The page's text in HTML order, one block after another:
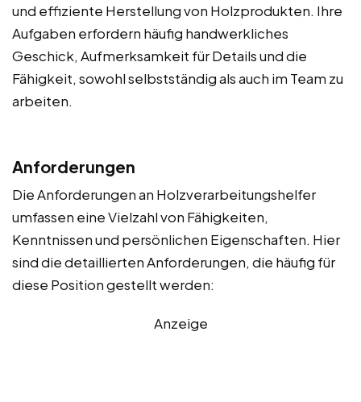
und effiziente Herstellung von Holzprodukten. Ihre
Aufgaben erfordern häufig handwerkliches
Geschick, Aufmerksamkeit für Details und die
Fähigkeit, sowohl selbstständig als auch im Team zu
arbeiten.
Anforderungen
Die Anforderungen an Holzverarbeitungshelfer
umfassen eine Vielzahl von Fähigkeiten,
Kenntnissen und persönlichen Eigenschaften. Hier
sind die detaillierten Anforderungen, die häufig für
diese Position gestellt werden:
Anzeige